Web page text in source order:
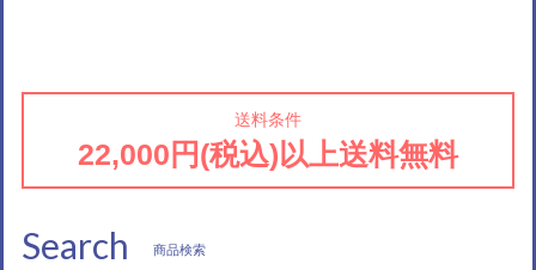
送料条件
22,000円(税込)以上送料無料
Search 商品検索